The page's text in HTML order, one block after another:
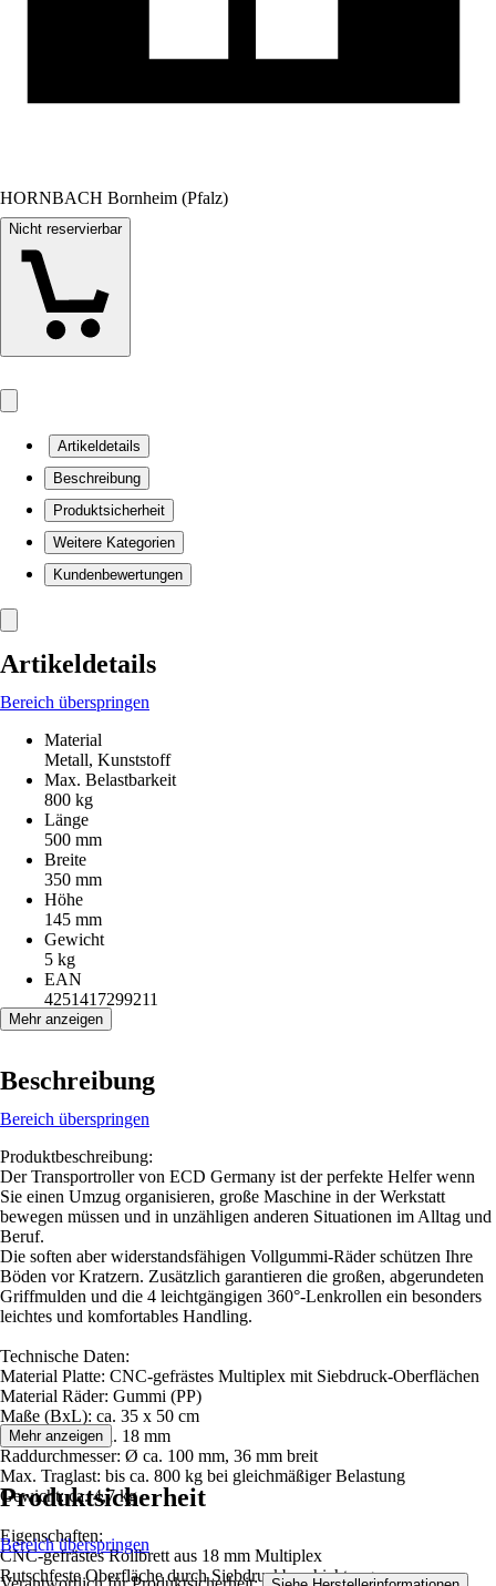
HORNBACH Bornheim (Pfalz)
Nicht reservierbar
Artikeldetails
Beschreibung
Produktsicherheit
Weitere Kategorien
Kundenbewertungen
Artikeldetails
Bereich überspringen
Material
Metall, Kunststoff
Max. Belastbarkeit
800 kg
Länge
500 mm
Breite
350 mm
Höhe
145 mm
Gewicht
5 kg
EAN
4251417299211
Mehr anzeigen
Beschreibung
Bereich überspringen
Produktbeschreibung:
Der Transportroller von ECD Germany ist der perfekte Helfer wenn
Sie einen Umzug organisieren, große Maschine in der Werkstatt
bewegen müssen und in unzähligen anderen Situationen im Alltag und
Beruf.
Die soften aber widerstandsfähigen Vollgummi-Räder schützen Ihre
Böden vor Kratzern. Zusätzlich garantieren die großen, abgerundeten
Griffmulden und die 4 leichtgängigen 360°-Lenkrollen ein besonders
leichtes und komfortables Handling.
Technische Daten:
Material Platte: CNC-gefrästes Multiplex mit Siebdruck-Oberflächen
Material Räder: Gummi (PP)
Maße (BxL): ca. 35 x 50 cm
Plattenstärke: ca. 18 mm
Raddurchmesser: Ø ca. 100 mm, 36 mm breit
Max. Traglast: bis ca. 800 kg bei gleichmäßiger Belastung
Gewicht: ca. 4,7 kg
Eigenschaften:
CNC-gefrästes Rollbrett aus 18 mm Multiplex
Rutschfeste Oberfläche durch Siebdruckbeschichtung
Mehr anzeigen
Produktsicherheit
Bereich überspringen